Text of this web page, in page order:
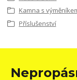
Kamna s
Příslušenství